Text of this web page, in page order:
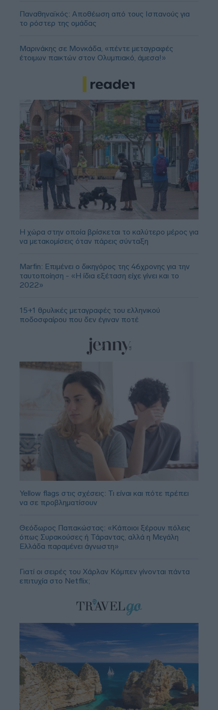
Παναθηναϊκός: Αποθέωση από τους Ισπανούς για
το ρόστερ της ομάδας
Μαρινάκης σε Μονκάδα, «πέντε μεταγραφές
έτοιμων παικτών στον Ολυμπιακό, άμεσα!»
Η χώρα στην οποία βρίσκεται το καλύτερο μέρος για
να μετακομίσεις όταν πάρεις σύνταξη
Marfin: Επιμένει ο δικηγόρος της 46χρονης για την
ταυτοποίηση - «Η ίδια εξέταση είχε γίνει και το
2022»
15+1 θρυλικές μεταγραφές του ελληνικού
ποδοσφαίρου που δεν έγιναν ποτέ
Yellow flags στις σχέσεις: Τι είναι και πότε πρέπει
να σε προβληματίσουν
Θεόδωρος Παπακώστας: «Κάποιοι ξέρουν πόλεις
όπως Συρακούσες ή Τάραντας, αλλά η Μεγάλη
Ελλάδα παραμένει άγνωστη»
Γιατί οι σειρές του Χάρλαν Κόμπεν γίνονται πάντα
επιτυχία στο Netflix;